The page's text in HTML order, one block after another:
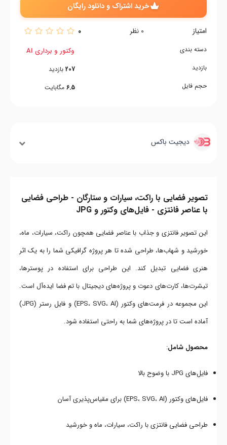
خرید اشتراک و دانلود رایگان
امتیاز 0 نظر 0
دسته بندی
بازدید
حجم فایل
وکتور و برداری AI
207 بازدید
6.5 مگابایت
دیجیت باکس
تصویر فضایی با راکت، سیارات و ستارگان - طراحی فضایی
با عناصر فانتزی - فایل‌های وکتور و JPG
این تصویر فانتزی و جذاب با عناصر فضایی همچون راکت، سیارات، ماه،
خورشید و شهاب‌ها، طراحی شده تا هر پروژه گرافیکی شما را به یک اثر
هنری فضایی تبدیل کند. این طراحی برای استفاده در پوسترها،
تیشرت‌ها، کارت‌های دعوت و پروژه‌های دیجیتال با تم فضا ایده‌آل است.
این مجموعه در فرمت‌های وکتور (EPS، SVG، AI) و فایل رستر (JPG)
آماده است تا در پروژه‌های شما به راحتی استفاده شود.
محصول شامل:
فایل‌های JPG با وضوح بالا
فایل‌های وکتور (EPS، SVG، AI) برای مقیاس‌پذیری آسان
طراحی فضایی فانتزی با راکت، سیارات، ماه و خورشید